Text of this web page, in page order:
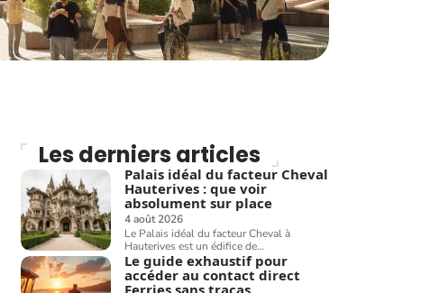
Les derniers articles
Palais idéal du facteur Cheval
Hauterives : que voir
absolument sur place
4 août 2026
Le Palais idéal du facteur Cheval à
Hauterives est un édifice de…
Le guide exhaustif pour
accéder au contact direct
Ferries sans tracas